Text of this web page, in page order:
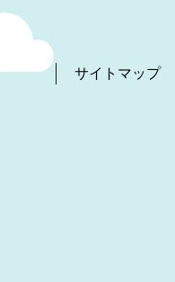
サイトマップ